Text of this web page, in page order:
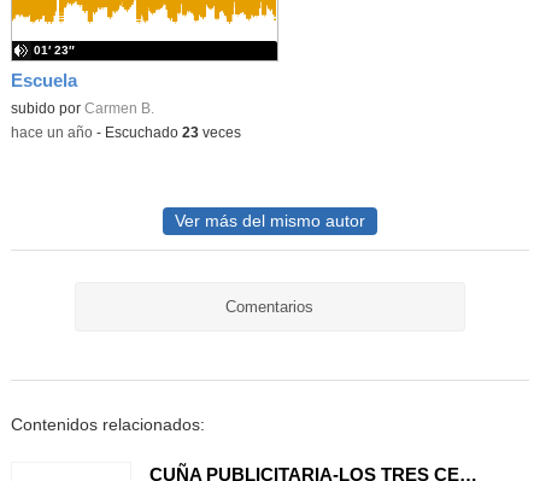
Escuela
subido por Carmen B.
01′ 23″
-hace un año- Escuchado 23veces
Ver más del mismo autor
Comentarios
Contenidos relacionados:
CUÑA PUBLICITARIA-LOS TRES CERDITOS